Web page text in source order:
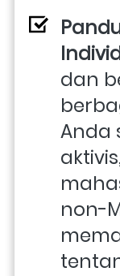
dan
Anda
non-